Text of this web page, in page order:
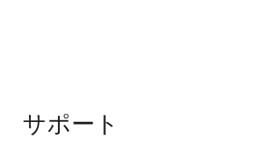
サポート